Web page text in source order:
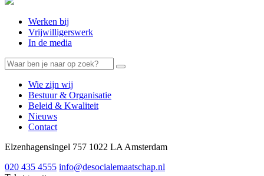
Werken bij
Vrijwilligerswerk
In de media
Wie zijn wij
Bestuur & Organisatie
Beleid & Kwaliteit
Nieuws
Contact
Elzenhagensingel 757 1022 LA Amsterdam
020 435 4555 info@desocialemaatschap.nl